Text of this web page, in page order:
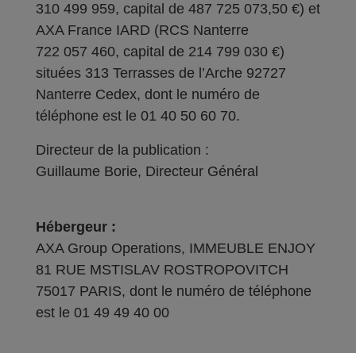
310 499 959, capital de 487 725 073,50 €) et
AXA France IARD (RCS Nanterre
722 057 460, capital de 214 799 030 €)
situées 313 Terrasses de l’Arche 92727
Nanterre Cedex, dont le numéro de
téléphone est le 01 40 50 60 70.
Directeur de la publication :
Guillaume Borie, Directeur Général
Hébergeur :
AXA Group Operations, IMMEUBLE ENJOY
81 RUE MSTISLAV ROSTROPOVITCH
75017 PARIS, dont le numéro de téléphone
est le 01 49 49 40 00